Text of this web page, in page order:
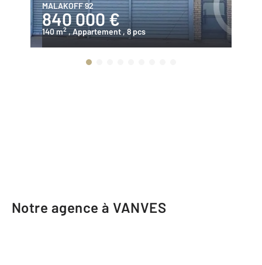
MALAKOFF 92
840 000 €
140 m2 , Appartement, 8 pcs
Notre agence à VANVES